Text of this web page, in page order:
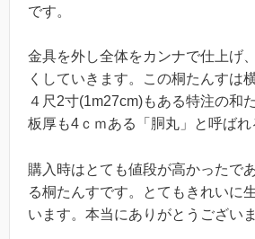
です。
金具を外し全体をカンナで仕上げ
くしていきます。この桐たんすは
４尺2寸(1m27cm)もある特注の和
板厚も4ｃｍある「胴丸」と呼ばれ
購入時はとても値段が高かったで
る桐たんすです。とてもきれいに
います。本当にありがとうございま